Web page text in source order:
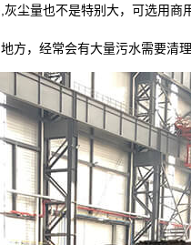
量也不是特别大，可选用商
，经常会有大量污水需要清